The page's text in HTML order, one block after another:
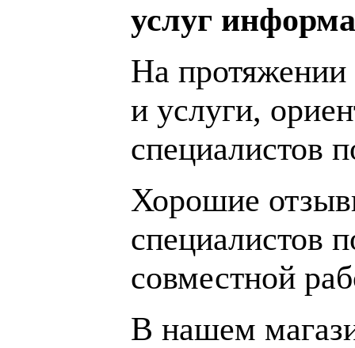
услуг
На протяжении
и услуги,
специалистов
Хорошие
специалистов
совместной
В нашем